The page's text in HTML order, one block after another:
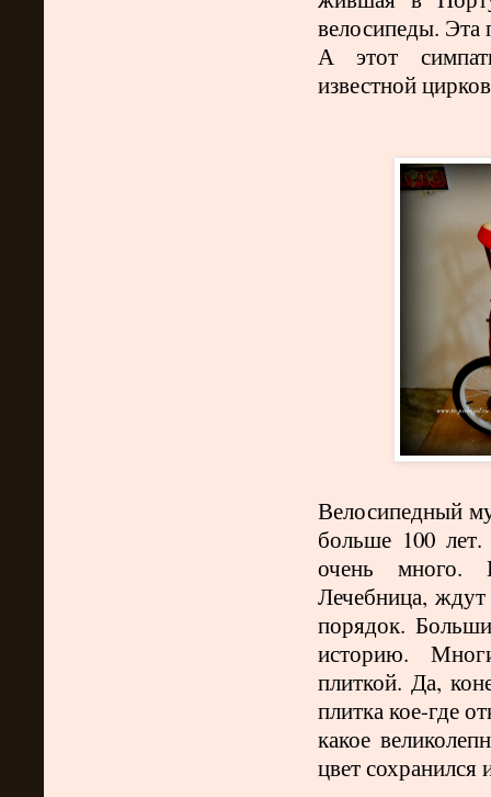
велосипеды.
А этот
известной
Велосипедный
больше 100
очень много.
Лечебница,
порядок.
историю.
плиткой. Да,
плитка кое-где
какое
цвет сохранился